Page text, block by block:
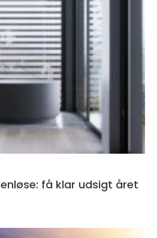
få klar udsigt året